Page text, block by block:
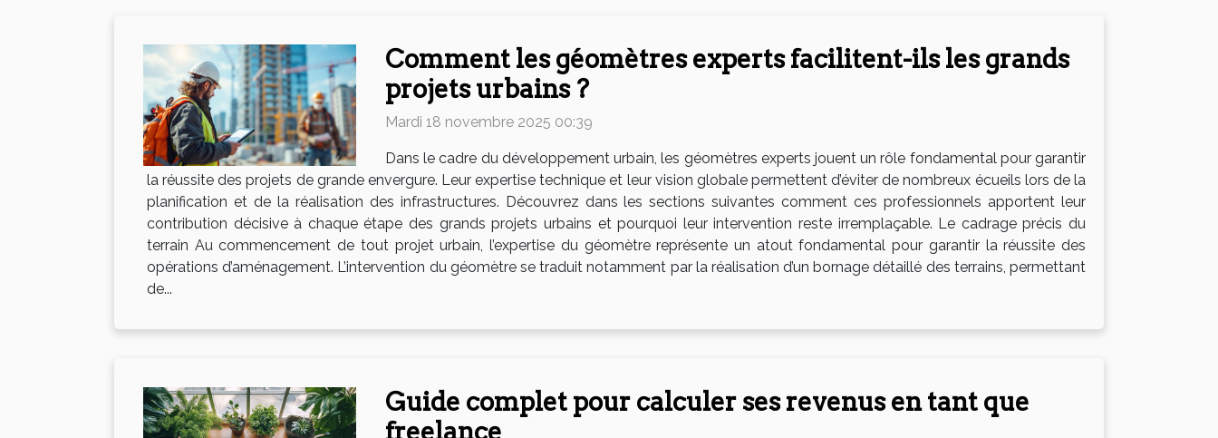
Comment les géomètres experts facilitent-ils les grands
projets urbains ?
Mardi 18 novembre 2025 00:39
Dans le cadre du développement urbain, les géomètres experts jouent un rôle fondamental pour garantir
la réussite des projets de grande envergure. Leur expertise technique et leur vision globale permettent d’éviter de nombreux écueils lors de la
planification et de la réalisation des infrastructures. Découvrez dans les sections suivantes comment ces professionnels apportent leur
contribution décisive à chaque étape des grands projets urbains et pourquoi leur intervention reste irremplaçable. Le cadrage précis du
terrain Au commencement de tout projet urbain, l’expertise du géomètre représente un atout fondamental pour garantir la réussite des
opérations d’aménagement. L’intervention du géomètre se traduit notamment par la réalisation d’un bornage détaillé des terrains, permettant
de...
Guide complet pour calculer ses revenus en tant que
freelance